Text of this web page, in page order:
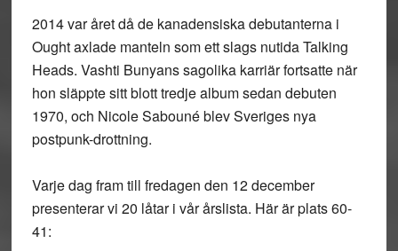
2014 var året då de kanadensiska debutanterna i
Ought axlade manteln som ett slags nutida Talking
Heads. Vashti Bunyans sagolika karriär fortsatte när
hon släppte sitt blott tredje album sedan debuten
1970, och Nicole Sabouné blev Sveriges nya
postpunk-drottning.
Varje dag fram till fredagen den 12 december
presenterar vi 20 låtar i vår årslista. Här är plats 60-
41: